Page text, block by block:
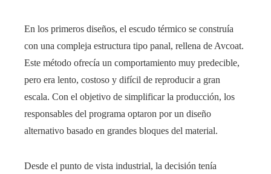
En los primeros diseños, el escudo térmico se construía
con una compleja estructura tipo panal, rellena de Avcoat.
Este método ofrecía un comportamiento muy predecible,
pero era lento, costoso y difícil de reproducir a gran
escala. Con el objetivo de simplificar la producción, los
responsables del programa optaron por un diseño
alternativo basado en grandes bloques del material.
Desde el punto de vista industrial, la decisión tenía